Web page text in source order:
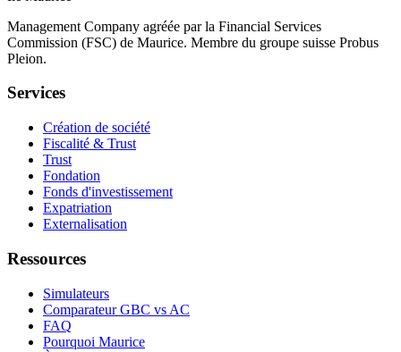
Management Company agréée par la Financial Services
Commission (FSC) de Maurice. Membre du groupe suisse Probus
Pleion.
Services
Création de société
Fiscalité & Trust
Trust
Fondation
Fonds d'investissement
Expatriation
Externalisation
Ressources
Simulateurs
Comparateur GBC vs AC
FAQ
Pourquoi Maurice